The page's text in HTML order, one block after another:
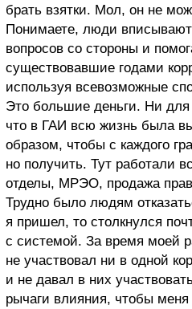
брать взятки. Мол, он не
Понимаете, люди
вопросов со стороны и
существовавшие годами
используя всевозможные
Это большие деньги. Ни для
что в ГАИ всю жизнь была
образом, чтобы с каждого
но получить. Тут работали
отделы, МРЭО, продажа
Трудно было людям
я пришел, то столкнулся
с системой. За время моей
не участвовал ни в одной
и не давал в них
рычаги влияния, чтобы меня